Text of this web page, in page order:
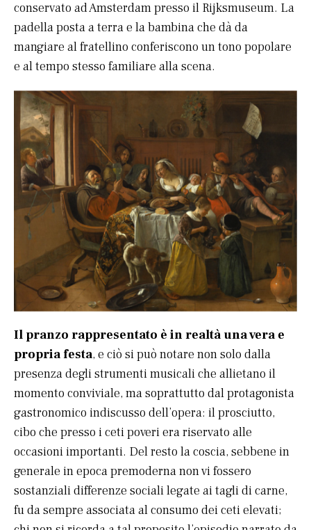
conservato ad Amsterdam presso il Rijksmuseum. La
padella posta a terra e la bambina che dà da
mangiare al fratellino conferiscono un tono popolare
e al tempo stesso familiare alla scena.
Il pranzo rappresentato è in realtà una vera e
propria festa, e ciò si può notare non solo dalla
presenza degli strumenti musicali che allietano il
momento conviviale, ma soprattutto dal protagonista
gastronomico indiscusso dell’opera: il prosciutto,
cibo che presso i ceti poveri era riservato alle
occasioni importanti. Del resto la coscia, sebbene in
generale in epoca premoderna non vi fossero
sostanziali differenze sociali legate ai tagli di carne,
fu da sempre associata al consumo dei ceti elevati;